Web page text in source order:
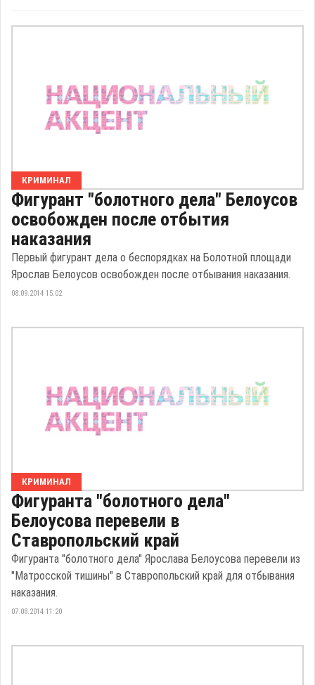
КРИМИНАЛ
Фигурант "болотного дела" Белоусов
освобожден после отбытия
наказания
Первый фигурант дела о беспорядках на Болотной площади
Ярослав Белоусов освобожден после отбывания наказания.
08.09.2014 15:02
КРИМИНАЛ
Фигуранта "болотного дела"
Белоусова перевели в
Ставропольский край
Фигуранта "болотного дела" Ярослава Белоусова перевели из
"Матросской тишины" в Ставропольский край для отбывания
наказания.
07.08.2014 11:20